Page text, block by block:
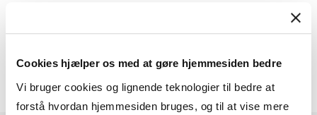
Cookies hjælper os med at gøre hjemmesiden bedre
Vi bruger cookies og lignende teknologier til bedre at
forstå hvordan hjemmesiden bruges, og til at vise mere
Room: KIL/14.A-2.81